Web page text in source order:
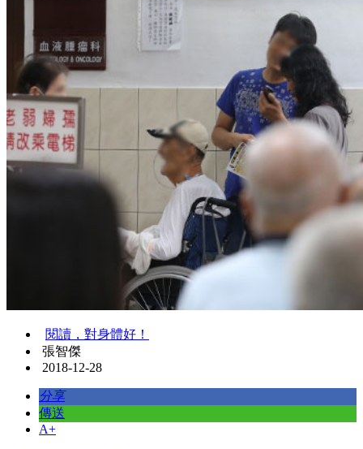
閱讀，對身體好！
張智傑
2018-12-28
分享
傳送
A+